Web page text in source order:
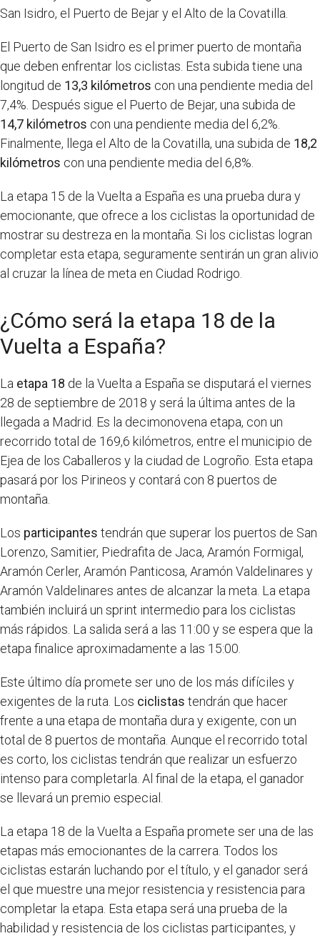
San Isidro, el Puerto de Bejar y el Alto de la Covatilla.
El Puerto de San Isidro es el primer puerto de montaña
que deben enfrentar los ciclistas. Esta subida tiene una
longitud de 13,3 kilómetros con una pendiente media del
7,4%. Después sigue el Puerto de Bejar, una subida de
14,7 kilómetros con una pendiente media del 6,2%.
Finalmente, llega el Alto de la Covatilla, una subida de 18,2
kilómetros con una pendiente media del 6,8%.
La etapa 15 de la Vuelta a España es una prueba dura y
emocionante, que ofrece a los ciclistas la oportunidad de
mostrar su destreza en la montaña. Si los ciclistas logran
completar esta etapa, seguramente sentirán un gran alivio
al cruzar la línea de meta en Ciudad Rodrigo.
¿Cómo será la etapa 18 de la
Vuelta a España?
La etapa 18 de la Vuelta a España se disputará el viernes
28 de septiembre de 2018 y será la última antes de la
llegada a Madrid. Es la decimonovena etapa, con un
recorrido total de 169,6 kilómetros, entre el municipio de
Ejea de los Caballeros y la ciudad de Logroño. Esta etapa
pasará por los Pirineos y contará con 8 puertos de
montaña.
Los participantes tendrán que superar los puertos de San
Lorenzo, Samitier, Piedrafita de Jaca, Aramón Formigal,
Aramón Cerler, Aramón Panticosa, Aramón Valdelinares y
Aramón Valdelinares antes de alcanzar la meta. La etapa
también incluirá un sprint intermedio para los ciclistas
más rápidos. La salida será a las 11:00 y se espera que la
etapa finalice aproximadamente a las 15:00.
Este último día promete ser uno de los más difíciles y
exigentes de la ruta. Los ciclistas tendrán que hacer
frente a una etapa de montaña dura y exigente, con un
total de 8 puertos de montaña. Aunque el recorrido total
es corto, los ciclistas tendrán que realizar un esfuerzo
intenso para completarla. Al final de la etapa, el ganador
se llevará un premio especial.
La etapa 18 de la Vuelta a España promete ser una de las
etapas más emocionantes de la carrera. Todos los
ciclistas estarán luchando por el título, y el ganador será
el que muestre una mejor resistencia y resistencia para
completar la etapa. Esta etapa será una prueba de la
habilidad y resistencia de los ciclistas participantes, y